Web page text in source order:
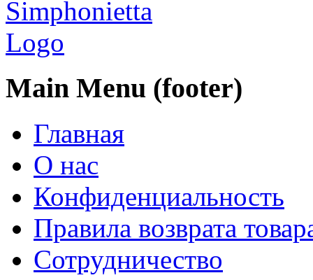
Main Menu (footer)
Главная
О нас
Конфиденциальность
Правила возврата
Сотрудничество